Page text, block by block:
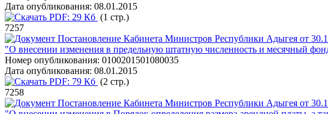
Дата опубликования: 08.01.2015
PDF: 29 Кб (1 стр.)
7257
Постановление Кабинета Министров Республики Адыгея от
"О внесении изменения в предельную штатную численность и месячный
Номер опубликования: 0100201501080035
Дата опубликования: 08.01.2015
PDF: 79 Кб (2 стр.)
7258
Постановление Кабинета Министров Республики Адыгея от